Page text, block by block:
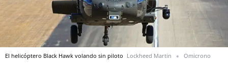
El helicóptero Black Hawk volando sin piloto Lockheed Martin Omicrono